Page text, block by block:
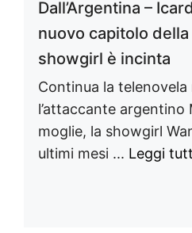
Dall’Argentina –
nuovo capitolo
showgirl è incinta
Continua la
l’attaccante argentino
moglie, la showgirl
ultimi mesi ... Leggi